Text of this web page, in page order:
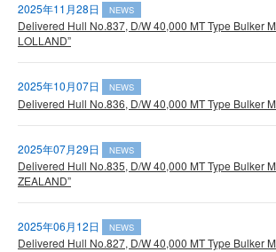
2025年11月28日 NEWS
Delivered Hull No.837, D/W 40,000 MT Type Bulker
LOLLAND”
2025年10月07日 NEWS
Delivered Hull No.836, D/W 40,000 MT Type Bulker
2025年07月29日 NEWS
Delivered Hull No.835, D/W 40,000 MT Type Bulker
ZEALAND”
2025年06月12日 NEWS
Delivered Hull No.827, D/W 40,000 MT Type Bulker